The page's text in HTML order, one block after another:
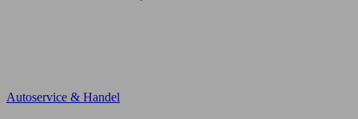
Autoservice & Handel